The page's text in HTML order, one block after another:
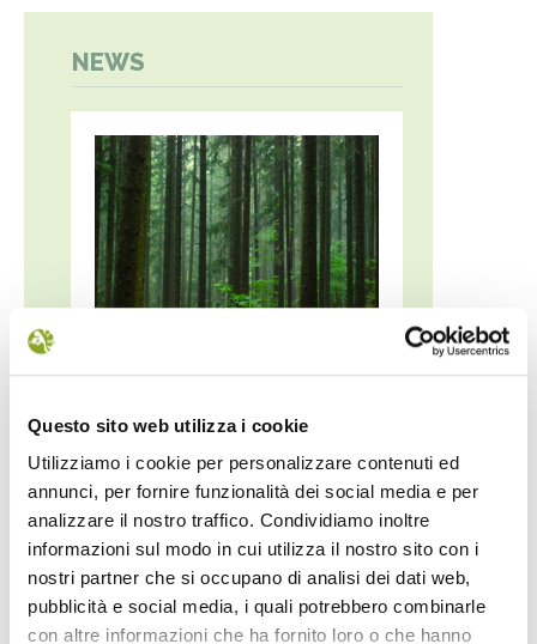
Questo sito web utilizza i cookie
Utilizziamo i cookie per personalizzare contenuti ed
annunci, per fornire funzionalità dei social media e per
analizzare il nostro traffico. Condividiamo inoltre
informazioni sul modo in cui utilizza il nostro sito con i
nostri partner che si occupano di analisi dei dati web,
pubblicità e social media, i quali potrebbero combinarle
con altre informazioni che ha fornito loro o che hanno
NEWS
ESCURSIONE "LA...
Domenica 30 agosto La foresta di
Campigna Il
Ecco le
1 2 3 4 5 6